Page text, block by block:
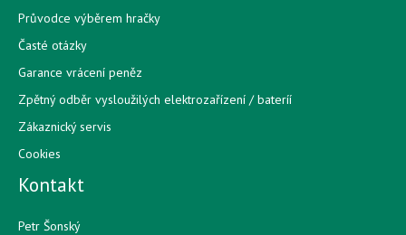
Průvodce výběrem hračky
Časté otázky
Garance vrácení peněz
Zpětný odběr vysloužilých elektrozařízení / bateríí
Zákaznický servis
Cookies
Kontakt
Petr Šonský